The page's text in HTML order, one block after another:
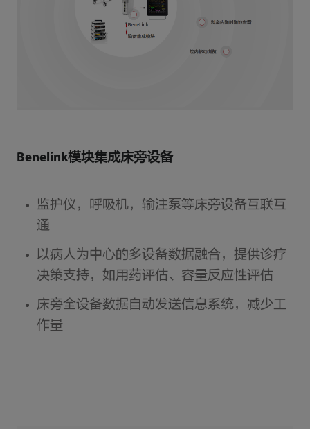
Benelink模块集成床旁设备
监护仪，呼吸机，输注泵等床旁设备互联互
通
以病人为中心的多设备数据融合，提供诊疗
决策支持，如用药评估、容量反应性评估
床旁全设备数据自动发送信息系统，减少工
作量